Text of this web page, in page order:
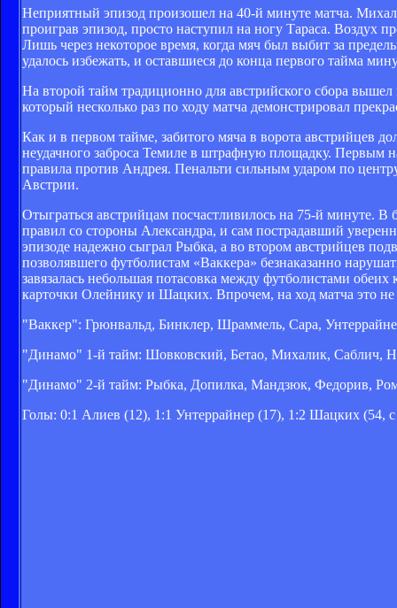
Неприятный эпизод произошел на 40-й минуте матча.
проиграв эпизод, просто наступил на ногу Тараса. Воздух
Лишь через некоторое время, когда мяч был выбит за
удалось избежать, и оставшиеся до конца первого тайма
На второй тайм традиционно для австрийского сбора
который несколько раз по ходу матча демонстрировал
Как и в первом тайме, забитого мяча в ворота австрийцев
неудачного заброса Темиле в штрафную площадку. Первым
правила против Андрея. Пенальти сильным ударом по
Австрии.
Отыграться австрийцам посчастливилось на 75-й минуте.
правил со стороны Александра, и сам пострадавший
эпизоде надежно сыграл Рыбка, а во втором австрийцев
позволявшего футболистам «Ваккера» безнаказанно
завязалась небольшая потасовка между футболистами
карточки Олейнику и Шацких. Впрочем, на ход матча это
"Ваккер": Грюнвальд, Бинклер, Шраммель, Сара,
"Динамо" 1-й тайм: Шовковский, Бетао, Михалик, Саблич,
"Динамо" 2-й тайм: Рыбка, Допилка, Мандзюк, Федорив,
Голы: 0:1 Алиев (12), 1:1 Унтеррайнер (17), 1:2 Шацких (54,